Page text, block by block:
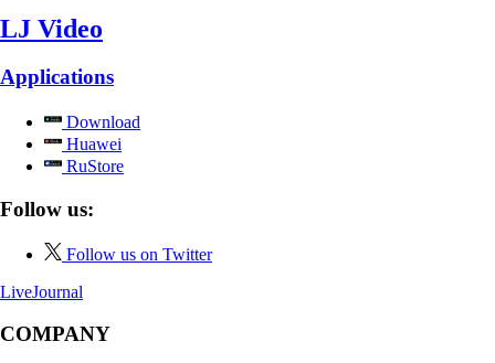
LJ Video
Applications
Download
Huawei
RuStore
Follow us:
Follow us on Twitter
LiveJournal
COMPANY